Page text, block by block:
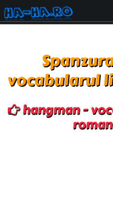
vocabularul
hangman -